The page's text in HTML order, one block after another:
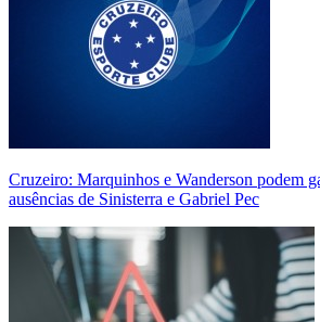
Cruzeiro: Marquinhos e Wanderson podem
ausências de Sinisterra e Gabriel Pec